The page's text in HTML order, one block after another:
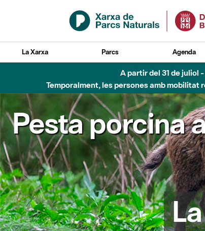
Salta al contingut principal
La Xarxa Parcs Agenda
A partir del 31 de juliol
Temporalment, les persones amb mobilitat
Pesta porcina